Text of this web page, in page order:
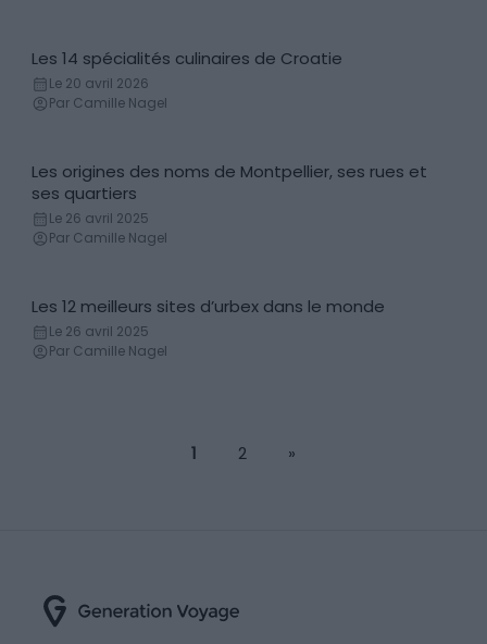
Gastronomie
Les 14 spécialités culinaires de Croatie
Le 20 avril 2026
Par Camille Nagel
Histoire & anecdotes
Les origines des noms de Montpellier, ses rues et
ses quartiers
Le 26 avril 2025
Par Camille Nagel
Lieux
Les 12 meilleurs sites d’urbex dans le monde
Le 26 avril 2025
Par Camille Nagel
1 2 »